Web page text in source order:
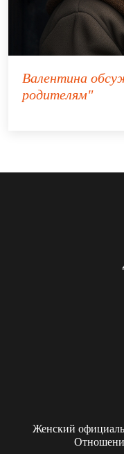
Валентина
родителям"
Женский